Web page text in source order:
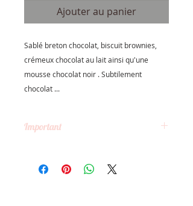
Ajouter au panier
Sablé breton chocolat, biscuit brownies,
crémeux chocolat au lait ainsi qu'une
mousse chocolat noir . Subtilement
chocolat ...
Important
domicile uniquement dans les
crénaux horaires suivants :